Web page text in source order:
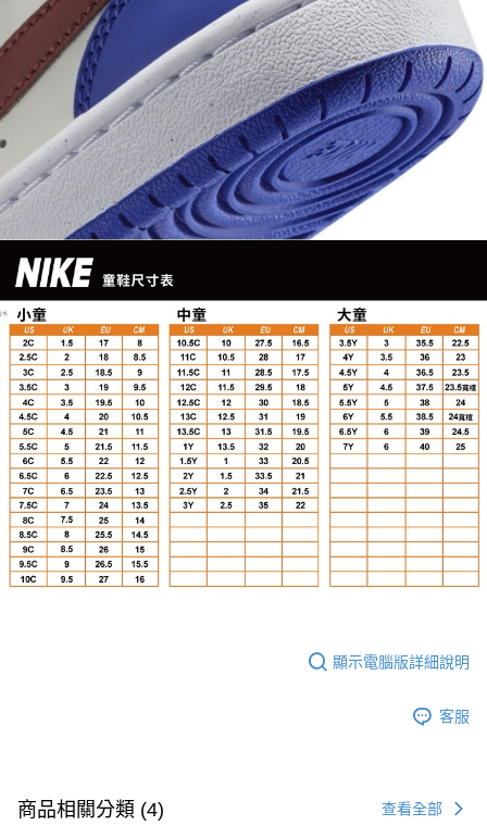
顯示電腦版詳細說明
客服
商品相關分類 (4) 查看全部